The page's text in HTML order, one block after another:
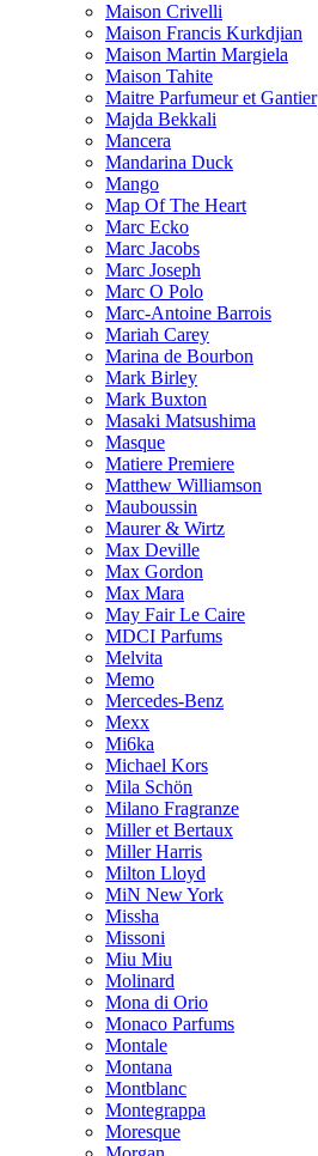
Maison Crivelli
Maison Francis Kurkdjian
Maison Martin Margiela
Maison Tahite
Maitre Parfumeur et Gantier
Majda Bekkali
Mancera
Mandarina Duck
Mango
Map Of The Heart
Marc Ecko
Marc Jacobs
Marc Joseph
Marc O Polo
Marc-Antoine Barrois
Mariah Carey
Marina de Bourbon
Mark Birley
Mark Buxton
Masaki Matsushima
Masque
Matiere Premiere
Matthew Williamson
Mauboussin
Maurer & Wirtz
Max Deville
Max Gordon
Max Mara
May Fair Le Caire
MDCI Parfums
Melvita
Memo
Mercedes-Benz
Mexx
Mi6ka
Michael Kors
Mila Schön
Milano Fragranze
Miller et Bertaux
Miller Harris
Milton Lloyd
MiN New York
Missha
Missoni
Miu Miu
Molinard
Mona di Orio
Monaco Parfums
Montale
Montana
Montblanc
Montegrappa
Moresque